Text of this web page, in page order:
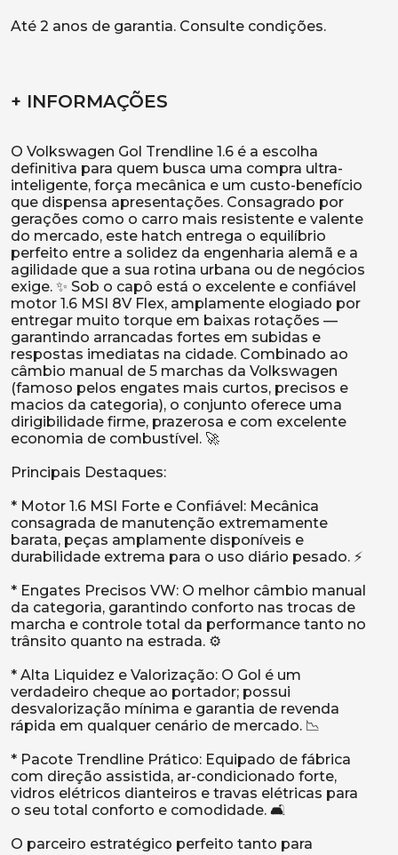
Até 2 anos de garantia. Consulte condições.
+ INFORMAÇÕES
O Volkswagen Gol Trendline 1.6 é a escolha
definitiva para quem busca uma compra ultra-
inteligente, força mecânica e um custo-benefício
que dispensa apresentações. Consagrado por
gerações como o carro mais resistente e valente
do mercado, este hatch entrega o equilíbrio
perfeito entre a solidez da engenharia alemã e a
agilidade que a sua rotina urbana ou de negócios
exige. ✨ Sob o capô está o excelente e confiável
motor 1.6 MSI 8V Flex, amplamente elogiado por
entregar muito torque em baixas rotações —
garantindo arrancadas fortes em subidas e
respostas imediatas na cidade. Combinado ao
câmbio manual de 5 marchas da Volkswagen
(famoso pelos engates mais curtos, precisos e
macios da categoria), o conjunto oferece uma
dirigibilidade firme, prazerosa e com excelente
economia de combustível. 🚀
Principais Destaques:
* Motor 1.6 MSI Forte e Confiável: Mecânica
consagrada de manutenção extremamente
barata, peças amplamente disponíveis e
durabilidade extrema para o uso diário pesado. ⚡
* Engates Precisos VW: O melhor câmbio manual
da categoria, garantindo conforto nas trocas de
marcha e controle total da performance tanto no
trânsito quanto na estrada. ⚙️
* Alta Liquidez e Valorização: O Gol é um
verdadeiro cheque ao portador; possui
desvalorização mínima e garantia de revenda
rápida em qualquer cenário de mercado. 📉
* Pacote Trendline Prático: Equipado de fábrica
com direção assistida, ar-condicionado forte,
vidros elétricos dianteiros e travas elétricas para
o seu total conforto e comodidade. 🛋️
O parceiro estratégico perfeito tanto para